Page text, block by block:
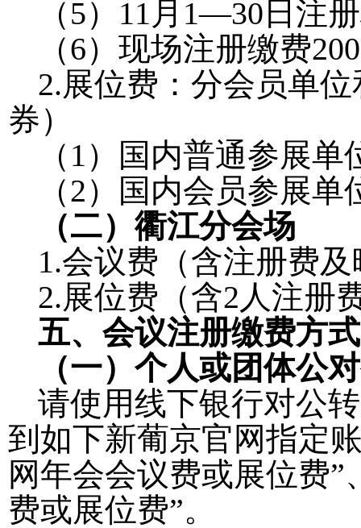
（5） 11 月 1—30 日注
（6）现场注册缴费
2.展位费：分会员单
券）
（ 1 ）国内普通参展单
（2）国内会员参展单
（二）衢江分会场
1.会议费（含注册费
2.展位费（含2 人注册
五、会议注册缴费方式
（一）个人或团体公
请使用线下银行对公
到如下新葡京官网指定
网年会会议费或展位费”
费或展位费”。